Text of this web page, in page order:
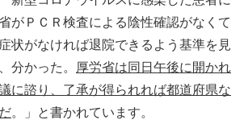
がＰＣＲ検査による陰性確認がなくて
状がなければ退院できるよう基準を見
分かった。
厚労省は同日午後に開かれ
に諮り、了承が得られれば都道府県な
。」と書かれています。